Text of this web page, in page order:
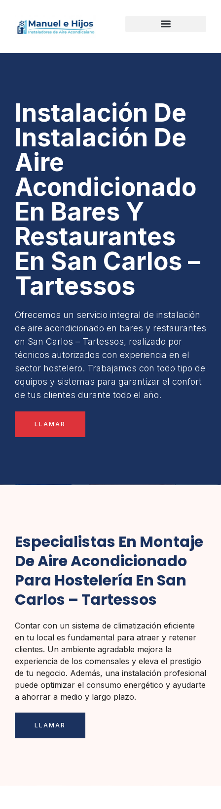
Instalación De
Instalación De
Aire
Acondicionado
En Bares Y
Restaurantes
En San Carlos –
Tartessos
Ofrecemos un servicio integral de instalación
de aire acondicionado en bares y restaurantes
en San Carlos – Tartessos, realizado por
técnicos autorizados con experiencia en el
sector hostelero. Trabajamos con todo tipo de
equipos y sistemas para garantizar el confort
de tus clientes durante todo el año.
LLAMAR
Especialistas En Montaje
De Aire Acondicionado
Para Hostelería En San
Carlos – Tartessos
Contar con un sistema de climatización eficiente
en tu local es fundamental para atraer y retener
clientes. Un ambiente agradable mejora la
experiencia de los comensales y eleva el prestigio
de tu negocio. Además, una instalación profesional
puede optimizar el consumo energético y ayudarte
a ahorrar a medio y largo plazo.
LLAMAR